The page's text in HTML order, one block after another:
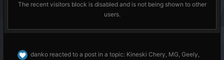
The recent visitors block is disabled and is not being shown to other
users.
danko reacted to a post in a topic: Kineski Chery, MG, Geely,